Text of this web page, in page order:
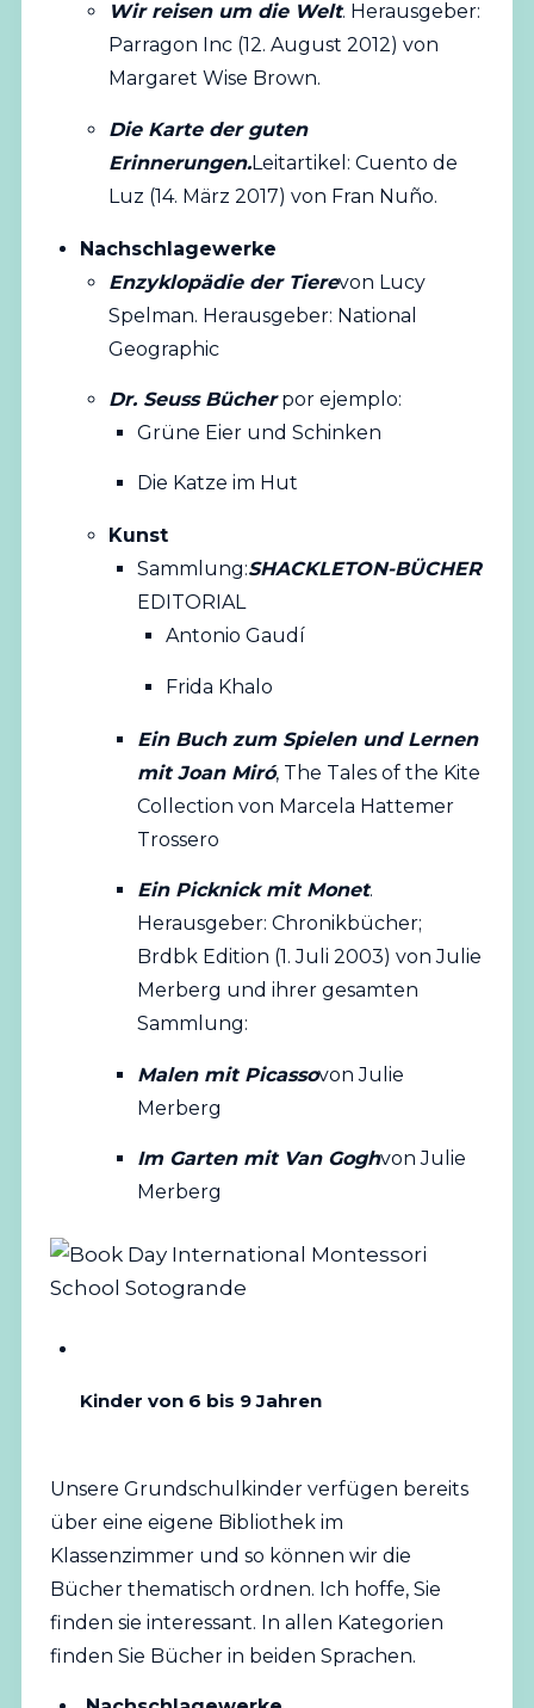
Wir reisen um die Welt. Herausgeber:
Parragon Inc (12. August 2012) von
Margaret Wise Brown.
Die Karte der guten
Erinnerungen.Leitartikel: Cuento de
Luz (14. März 2017) von Fran Nuño.
Nachschlagewerke
Enzyklopädie der Tierevon Lucy
Spelman. Herausgeber: National
Geographic
Dr. Seuss Bücherpor ejemplo:
Grüne Eier und Schinken
Die Katze im Hut
Kunst
Sammlung:SHACKLETON-BÜCHER
EDITORIAL
Antonio Gaudí
Frida Khalo
Ein Buch zum Spielen und Lernen
mit Joan Miró, The Tales of the Kite
Collection von Marcela Hattemer
Trossero
Ein Picknick mit Monet.
Herausgeber: Chronikbücher;
Brdbk Edition (1. Juli 2003) von Julie
Merberg und ihrer gesamten
Sammlung:
Malen mit Picassovon Julie
Merberg
Im Garten mit Van Goghvon Julie
Merberg
Kinder von 6 bis 9 Jahren
Unsere Grundschulkinder verfügen bereits
über eine eigene Bibliothek im
Klassenzimmer und so können wir die
Bücher thematisch ordnen. Ich hoffe, Sie
finden sie interessant. In allen Kategorien
finden Sie Bücher in beiden Sprachen.